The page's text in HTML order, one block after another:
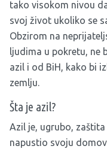
tako visokom nivou
svoj život ukoliko se
Obzirom na
ljudima u pokretu, ne
azil i od BiH, kako bi
zemlju.
Šta je azil?
Azil je, ugrubo,
napustio svoju